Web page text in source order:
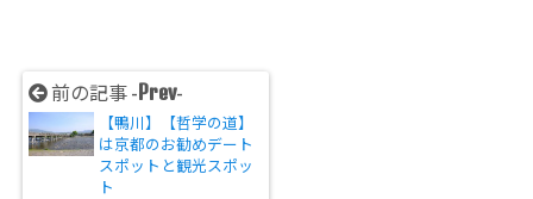
前の記事 - Prev-
【鴨川】【哲学の道】
は京都のお勧めデート
スポットと観光スポッ
ト